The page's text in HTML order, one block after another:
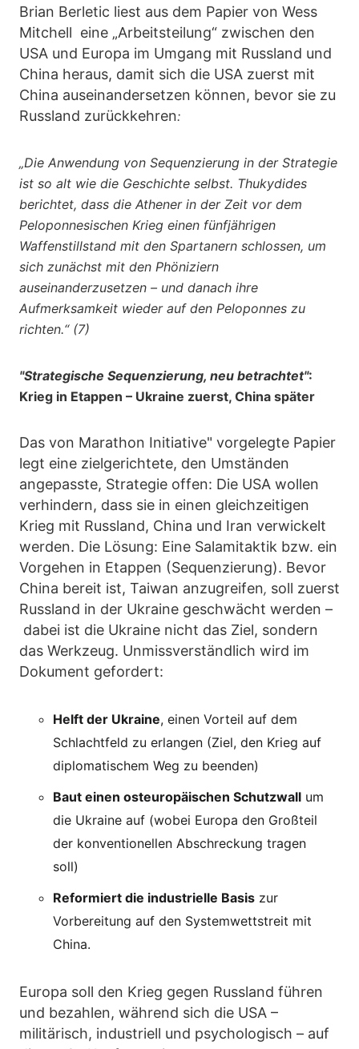
Brian Berletic liest aus dem Papier von Wess
Mitchell eine „Arbeitsteilung“ zwischen den
USA und Europa im Umgang mit Russland und
China heraus, damit sich die USA zuerst mit
China auseinandersetzen können, bevor sie zu
Russland zurückkehren:
„Die Anwendung von Sequenzierung in der Strategie
ist so alt wie die Geschichte selbst. Thukydides
berichtet, dass die Athener in der Zeit vor dem
Peloponnesischen Krieg einen fünfjährigen
Waffenstillstand mit den Spartanern schlossen, um
sich zunächst mit den Phöniziern
auseinanderzusetzen – und danach ihre
Aufmerksamkeit wieder auf den Peloponnes zu
richten.“ (7)
"Strategische Sequenzierung, neu betrachtet":
Krieg in Etappen – Ukraine zuerst, China später
Das von Marathon Initiative" vorgelegte Papier
legt eine zielgerichtete, den Umständen
angepasste, Strategie offen: Die USA wollen
verhindern, dass sie in einen gleichzeitigen
Krieg mit Russland, China und Iran verwickelt
werden. Die Lösung: Eine Salamitaktik bzw. ein
Vorgehen in Etappen (Sequenzierung). Bevor
China bereit ist, Taiwan anzugreifen, soll zuerst
Russland in der Ukraine geschwächt werden –
dabei ist die Ukraine nicht das Ziel, sondern
das Werkzeug. Unmissverständlich wird im
Dokument gefordert:
Helft der Ukraine, einen Vorteil auf dem
Schlachtfeld zu erlangen (Ziel, den Krieg auf
diplomatischem Weg zu beenden)
Baut einen osteuropäischen Schutzwall um
die Ukraine auf (wobei Europa den Großteil
der konventionellen Abschreckung tragen
soll)
Reformiert die industrielle Basis zur
Vorbereitung auf den Systemwettstreit mit
China.
Europa soll den Krieg gegen Russland führen
und bezahlen, während sich die USA –
militärisch, industriell und psychologisch – auf